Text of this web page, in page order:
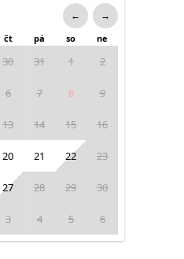
← →
čt pá so ne
30 31 1 2
6 7 8 9
13 14 15 16
20 21 22 23
27 28 29 30
3 4 5 6